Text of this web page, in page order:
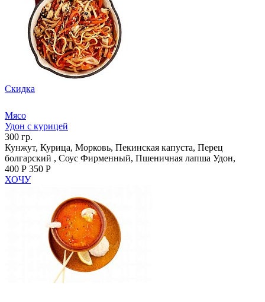
Скидка
Мясо
Удон с курицей
300 гр.
Кунжут, Курица, Морковь, Пекинская капуста, Перец
болгарский , Соус Фирменный, Пшеничная лапша Удон,
400 Р 350 Р
ХОЧУ